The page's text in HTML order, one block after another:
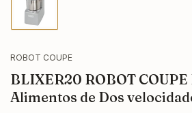
Cargar
imagen
1
la
de
galería
ROBOT COUPE
BLIXER20 ROBOT
Alimentos de Dos